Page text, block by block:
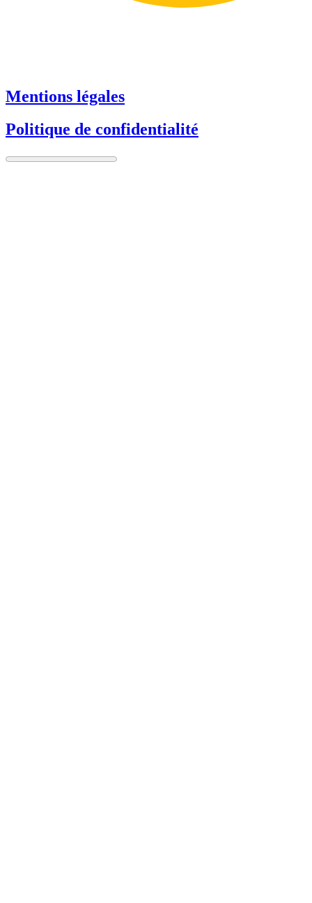
Mentions légales
Politique de confidentialité